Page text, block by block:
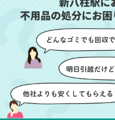
つ丁寧に対応していただ
けたのがありがたかった
です。家族それぞれが必
要なものを確認しながら
進めることができ、安心
感を持って作業をお任せ
できました。さらに、作
業終了後には部屋全体を
清掃していただき、まる
で新しい家のような清潔
感に感動しました。
不用品の処分にお